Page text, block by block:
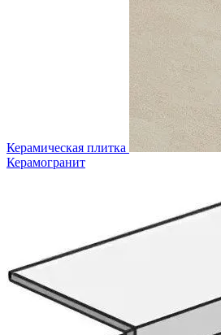
Керамическая плитка
Керамогранит